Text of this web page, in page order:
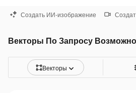
Создать ИИ-изображение
Векторы По Запросу
Векторы